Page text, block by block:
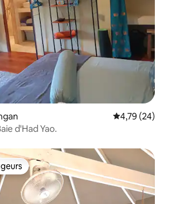
Évaluation
4,79 (24)
d'Had Yao.